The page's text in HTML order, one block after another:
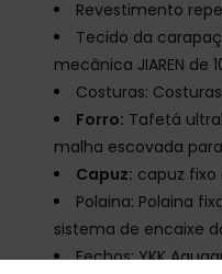
Revestimento
Tecido da
mecânica JIAREN de
Costuras:
Forro: Tafetá
malha escovada
Capuz: capuz
Polaina: Polaina
sistema de encaixe
Fechos: YKK